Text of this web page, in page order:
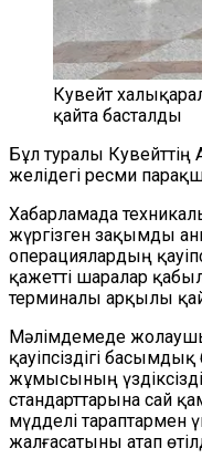
Кувейт
қайта басталды
Бұл туралы Кувейттің
желідегі ресми
Хабарламада
жүргізген зақымды
операциялардың
қажетті шаралар
терминалы арқылы
Мәлімдемеде
қауіпсіздігі
жұмысының
стандарттарына сай
мүдделі тараптармен
жалғасатыны атап